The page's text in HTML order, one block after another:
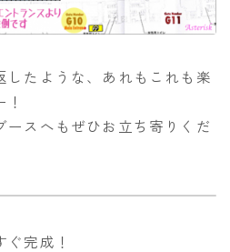
したような、あれもこれも楽
ースへもぜひお立ち寄りくだ
完成！